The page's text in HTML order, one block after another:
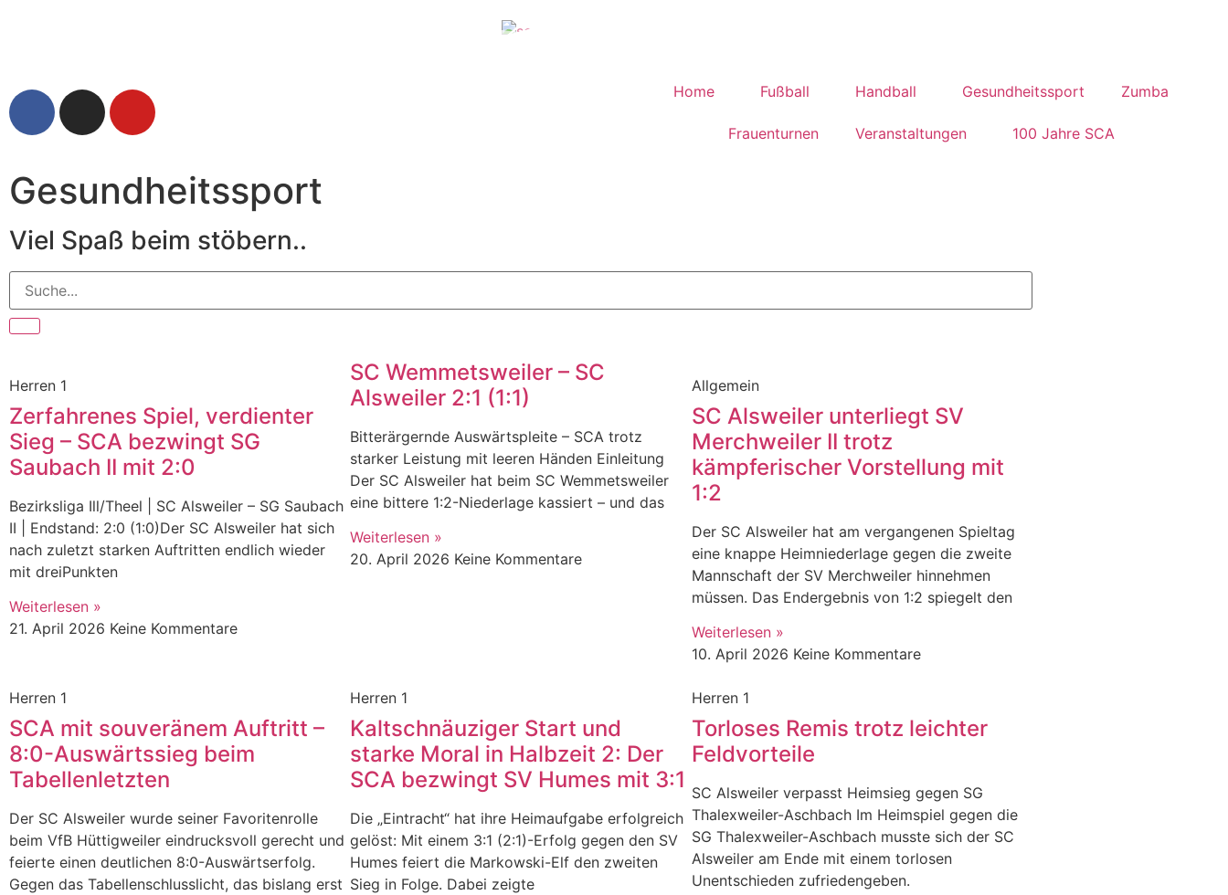
Home Fußball Handball Gesundheitssport Zumba
Frauenturnen Veranstaltungen 100 Jahre SCA
Gesundheitssport
Viel Spaß beim stöbern..
Herren 1
Zerfahrenes Spiel, verdienter
Sieg – SCA bezwingt SG
Saubach II mit 2:0
Bezirksliga Ill/Theel | SC Alsweiler – SG Saubach
II | Endstand: 2:0 (1:0)Der SC Alsweiler hat sich
nach zuletzt starken Auftritten endlich wieder
mit dreiPunkten
Weiterlesen »
21. April 2026 Keine Kommentare
SC Wemmetsweiler – SC
Alsweiler 2:1 (1:1)
Bitterärgernde Auswärtspleite – SCA trotz
starker Leistung mit leeren Händen Einleitung
Der SC Alsweiler hat beim SC Wemmetsweiler
eine bittere 1:2-Niederlage kassiert – und das
Weiterlesen »
20. April 2026 Keine Kommentare
Allgemein
SC Alsweiler unterliegt SV
Merchweiler II trotz
kämpferischer Vorstellung mit
1:2
Der SC Alsweiler hat am vergangenen Spieltag
eine knappe Heimniederlage gegen die zweite
Mannschaft der SV Merchweiler hinnehmen
müssen. Das Endergebnis von 1:2 spiegelt den
Weiterlesen »
10. April 2026 Keine Kommentare
Herren 1
SCA mit souveränem Auftritt –
8:0-Auswärtssieg beim
Tabellenletzten
Der SC Alsweiler wurde seiner Favoritenrolle
beim VfB Hüttigweiler eindrucksvoll gerecht und
feierte einen deutlichen 8:0-Auswärtserfolg.
Gegen das Tabellenschlusslicht, das bislang erst
Herren 1
Kaltschnäuziger Start und
starke Moral in Halbzeit 2: Der
SCA bezwingt SV Humes mit 3:1
Die „Eintracht“ hat ihre Heimaufgabe erfolgreich
gelöst: Mit einem 3:1 (2:1)-Erfolg gegen den SV
Humes feiert die Markowski-Elf den zweiten
Sieg in Folge. Dabei zeigte
Herren 1
Torloses Remis trotz leichter
Feldvorteile
SC Alsweiler verpasst Heimsieg gegen SG
Thalexweiler-Aschbach Im Heimspiel gegen die
SG Thalexweiler-Aschbach musste sich der SC
Alsweiler am Ende mit einem torlosen
Unentschieden zufriedengeben.